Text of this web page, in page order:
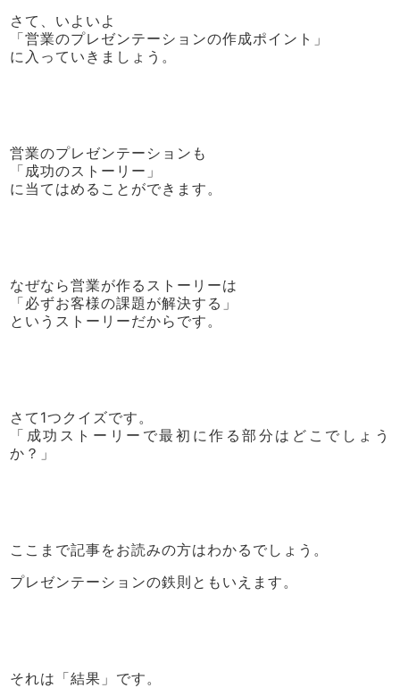
さて、いよいよ
「営業のプレゼンテーションの作成ポイント」
に入っていきましょう。
営業のプレゼンテーションも
「成功のストーリー」
に当てはめることができます。
なぜなら営業が作るストーリーは
「必ずお客様の課題が解決する」
というストーリーだからです。
さて1つクイズです。
「成功ストーリーで最初に作る部分はどこでしょう
か？」
ここまで記事をお読みの方はわかるでしょう。
プレゼンテーションの鉄則ともいえます。
それは「結果」です。